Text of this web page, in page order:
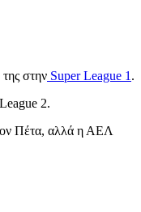
στην Super League 1 .
2.
Πέτα, αλλά η ΑΕΛ